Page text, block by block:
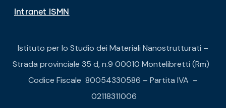
Intranet ISMN
Istituto per lo Studio dei Materiali Nanostrutturati –
Strada provinciale 35 d, n.9 00010 Montelibretti (Rm)
Codice Fiscale 80054330586 – Partita IVA –
02118311006